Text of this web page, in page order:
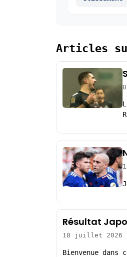
Articles
Résultat
18 juillet 2026
Bienvenue